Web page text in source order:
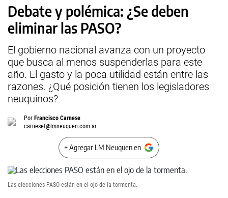
Debate y polémica: ¿Se deben
eliminar las PASO?
El gobierno nacional avanza con un proyecto
que busca al menos suspenderlas para este
año. El gasto y la poca utilidad están entre las
razones. ¿Qué posición tienen los legisladores
neuquinos?
Por Francisco Carnese
carnesef@lmneuquen.com.ar
+ Agregar LM Neuquen en
Las elecciones PASO están en el ojo de la tormenta.